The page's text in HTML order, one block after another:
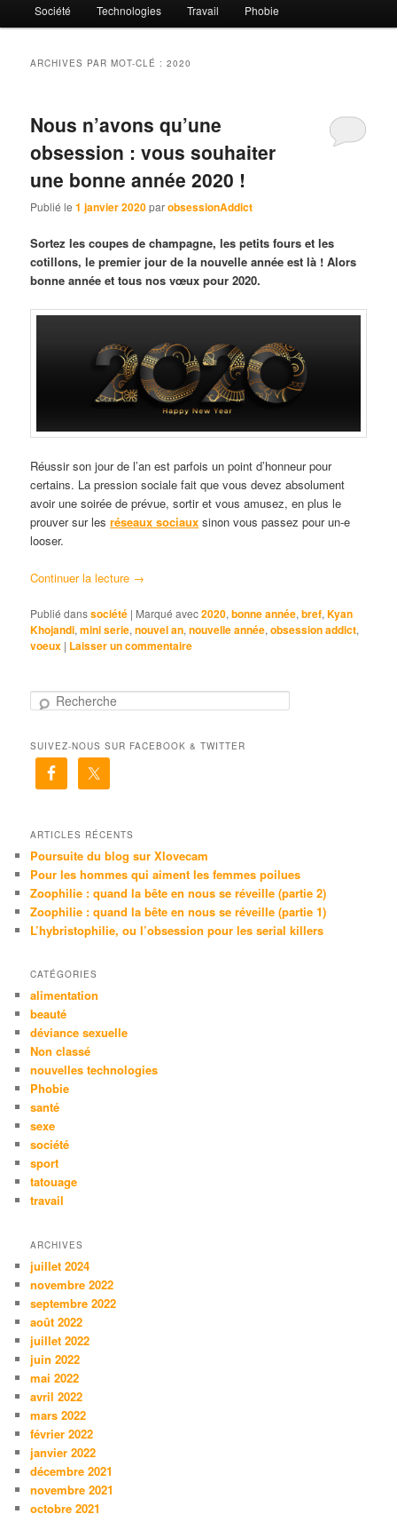
Société Technologies Travail Phobie
ARCHIVES PAR MOT-CLÉ :2020
Nous n’avons qu’une
obsession : vous souhaiter
une bonne année 2020 !
Publié le1 janvier 2020parobsessionAddict
Sortez les coupes de champagne, les petits fours et les
cotillons, le premier jour de la nouvelle année est là ! Alors
bonne année et tous nos vœux pour 2020.
Réussir son jour de l’an est parfois un point d’honneur pour
certains. La pression sociale fait que vous devez absolument
avoir une soirée de prévue, sortir et vous amusez, en plus le
prouver sur lesréseaux sociaux sinon vous passez pour un-e
looser.
Continuer la lecture →
Publié danssociété | Marqué avec2020,bonne année,bref,Kyan
Khojandi,mini serie,nouvel an,nouvelle année,obsession addict,
voeux | Laisser un commentaire
h
e
SUIVEZ-NOUS SUR FACEBOOK & TWITTER
ARTICLES RÉCENTS
Poursuite du blog sur Xlovecam
Pour les hommes qui aiment les femmes poilues
Zoophilie : quand la bête en nous se réveille (partie 2)
Zoophilie : quand la bête en nous se réveille (partie 1)
L’hybristophilie, ou l’obsession pour les serial killers
CATÉGORIES
alimentation
beauté
déviance sexuelle
Non classé
nouvelles technologies
Phobie
santé
sexe
société
sport
tatouage
travail
ARCHIVES
juillet 2024
novembre 2022
septembre 2022
août 2022
juillet 2022
juin 2022
mai 2022
avril 2022
mars 2022
février 2022
janvier 2022
décembre 2021
novembre 2021
octobre 2021